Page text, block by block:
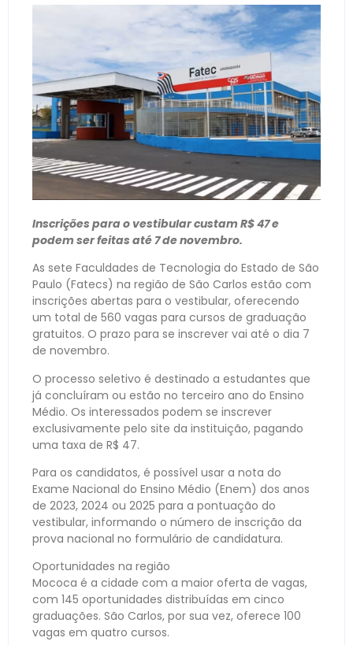
Inscrições para o vestibular custam R$ 47 e
podem ser feitas até 7 de novembro.
As sete Faculdades de Tecnologia do Estado de São
Paulo (Fatecs) na região de São Carlos estão com
inscrições abertas para o vestibular, oferecendo
um total de 560 vagas para cursos de graduação
gratuitos. O prazo para se inscrever vai até o dia 7
de novembro.
O processo seletivo é destinado a estudantes que
já concluíram ou estão no terceiro ano do Ensino
Médio. Os interessados podem se inscrever
exclusivamente pelo site da instituição, pagando
uma taxa de R$ 47.
Para os candidatos, é possível usar a nota do
Exame Nacional do Ensino Médio (Enem) dos anos
de 2023, 2024 ou 2025 para a pontuação do
vestibular, informando o número de inscrição da
prova nacional no formulário de candidatura.
Oportunidades na região
Mococa é a cidade com a maior oferta de vagas,
com 145 oportunidades distribuídas em cinco
graduações. São Carlos, por sua vez, oferece 100
vagas em quatro cursos.